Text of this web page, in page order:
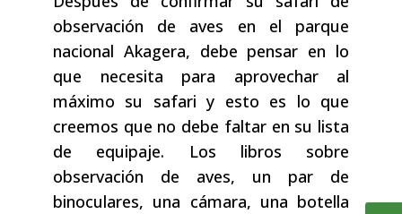
observación de aves en el parque
nacional Akagera, debe pensar en lo
que necesita para aprovechar al
máximo su safari y esto es lo que
creemos que no debe faltar en su lista
de equipaje. Los libros sobre
observación de aves, un par de
binoculares, una cámara, una botella